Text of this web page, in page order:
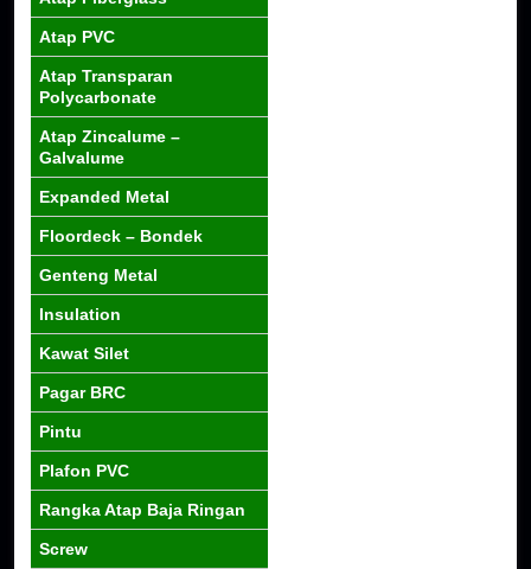
Atap PVC
Atap Transparan
Polycarbonate
Atap Zincalume –
Galvalume
Expanded Metal
Floordeck – Bondek
Genteng Metal
Insulation
Kawat Silet
Pagar BRC
Pintu
Plafon PVC
Rangka Atap Baja Ringan
Screw